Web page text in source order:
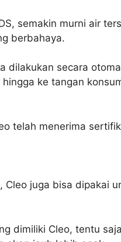
semakin murni air
berbahaya.
dilakukan secara
ke tangan
telah menerima
Cleo juga bisa dipakai
dimiliki Cleo, tentu